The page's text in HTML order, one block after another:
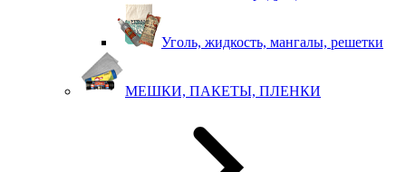
Уголь, жидкость, мангалы, решетки
МЕШКИ, ПАКЕТЫ, ПЛЕНКИ